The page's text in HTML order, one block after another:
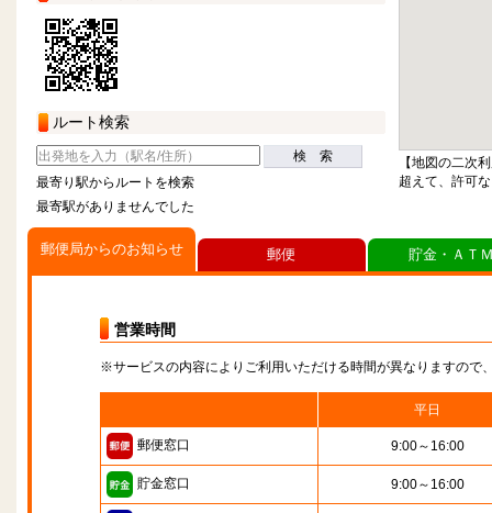
ルート検索
検 索
最寄り駅からルートを検索
最寄駅がありませんでした
【地図の二次
超えて、許可
郵便局からのお知らせ
営業時間
※サービスの内容によりご利用いただける時間が異なりますので
平日
郵便窓口 9:00～16:00
貯金窓口 9:00～16:00
郵便 貯金・ＡＴ